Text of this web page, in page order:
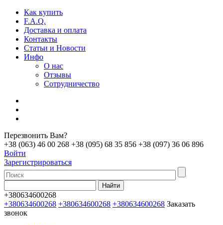
Как купить
F.A.Q.
Доставка и оплата
Контакты
Статьи и Новости
Инфо
О нас
Отзывы
Сотрудничество
Перезвонить Вам?
+38 (063) 46 00 268 +38 (095) 68 35 856 +38 (097) 36 06 896
Войти
Зарегистрироваться
+380634600268
+380634600268 +380634600268 +380634600268 Заказать
звонок